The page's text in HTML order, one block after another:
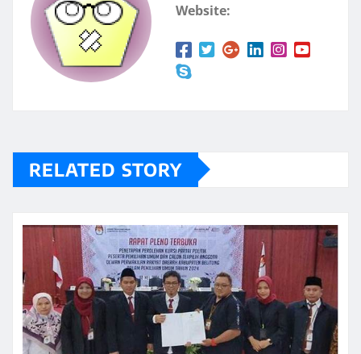
Website:
RELATED STORY